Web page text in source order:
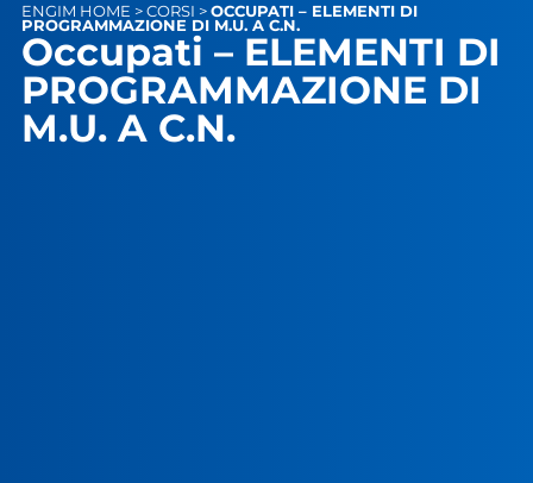
ENGIM HOME > CORSI > OCCUPATI – ELEMENTI DI
PROGRAMMAZIONE DI M.U. A C.N.
Occupati – ELEMENTI DI
PROGRAMMAZIONE DI
M.U. A C.N.